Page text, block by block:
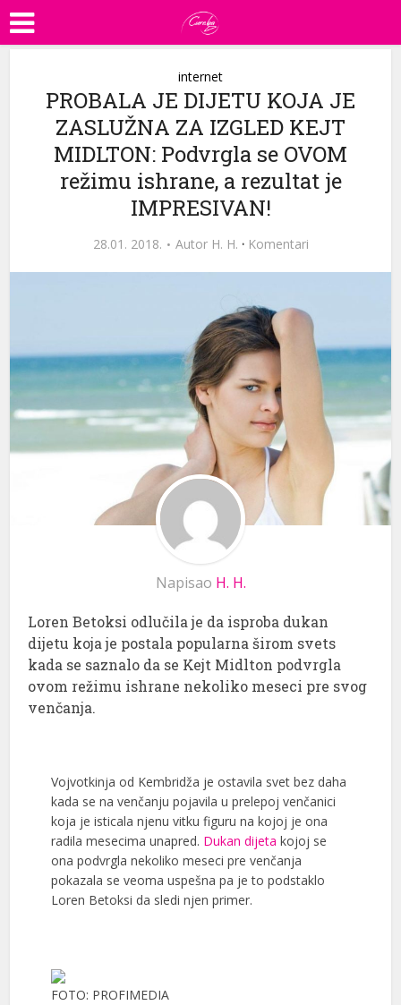
internet
PROBALA JE DIJETU KOJA JE
ZASLUŽNA ZA IZGLED KEJT
MIDLTON: Podvrgla se OVOM
režimu ishrane, a rezultat je
IMPRESIVAN!
28.01. 2018. Autor H. H. · Komentari
Napisao H. H.
Loren Betoksi odlučila je da isproba dukan
dijetu koja je postala popularna širom svets
kada se saznalo da se Kejt Midlton podvrgla
ovom režimu ishrane nekoliko meseci pre svog
venčanja.
Vojvotkinja od Kembridža je ostavila svet bez daha
kada se na venčanju pojavila u prelepoj venčanici
koja je isticala njenu vitku figuru na kojoj je ona
radila mesecima unapred. Dukan dijeta kojoj se
ona podvrgla nekoliko meseci pre venčanja
pokazala se veoma uspešna pa je to podstaklo
Loren Betoksi da sledi njen primer.
FOTO: PROFIMEDIA